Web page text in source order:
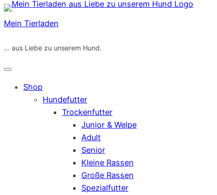
Zum
Inhalt
Mein Tierladen
… aus Liebe zu unserem Hund.
Shop
Hundefutter
Trockenfutter
Junior & Welpe
Adult
Senior
Kleine Rassen
Große Rassen
Spezialfutter